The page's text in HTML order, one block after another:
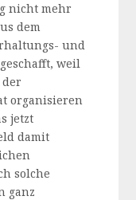
nicht mehr
dem
und
weil
organisieren
jetzt
damit
solche
ganz